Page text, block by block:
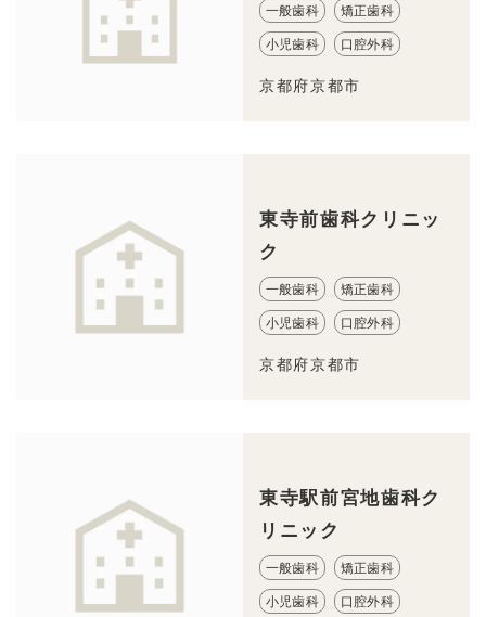
一般歯科 矯正歯科
小児歯科 口腔外科
京都府京都市
東寺前歯科クリニッ
ク
一般歯科 矯正歯科
小児歯科 口腔外科
京都府京都市
東寺駅前宮地歯科ク
リニック
一般歯科 矯正歯科
小児歯科 口腔外科